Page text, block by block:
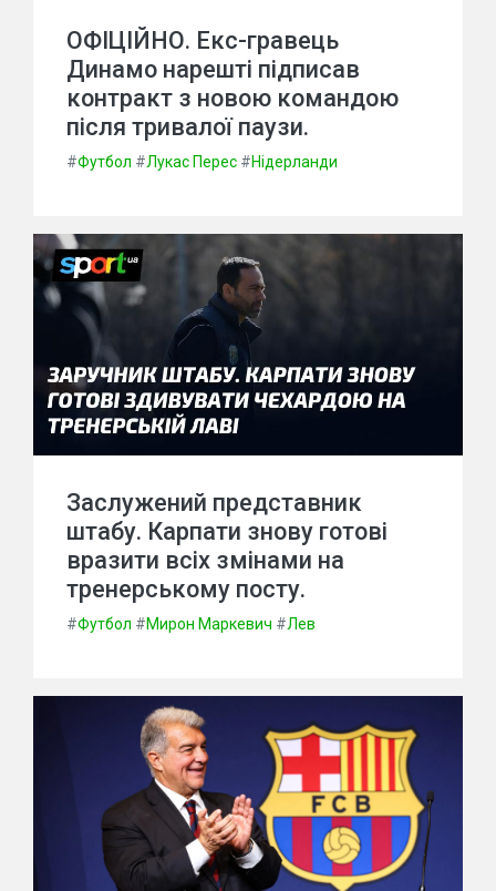
ОФІЦІЙНО. Екс-гравець
Динамо нарешті підписав
контракт з новою командою
після тривалої паузи.
#Футбол #Лукас Перес #Нідерланди
Заслужений представник
штабу. Карпати знову готові
вразити всіх змінами на
тренерському посту.
#Футбол #Мирон Маркевич #Лев